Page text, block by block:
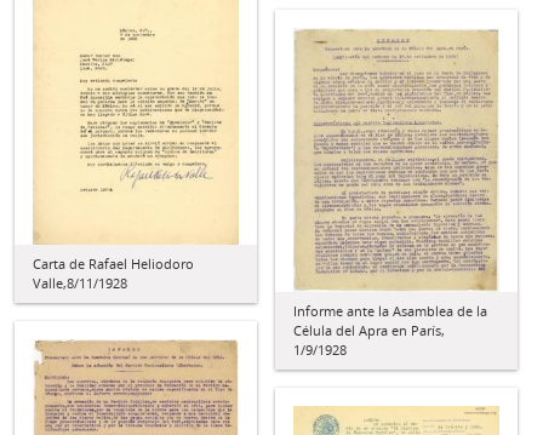
Carta de Rafael Heliodoro
Valle,8/11/1928
Informe ante la Asamblea de la
Célula del Apra en París,
1/9/1928